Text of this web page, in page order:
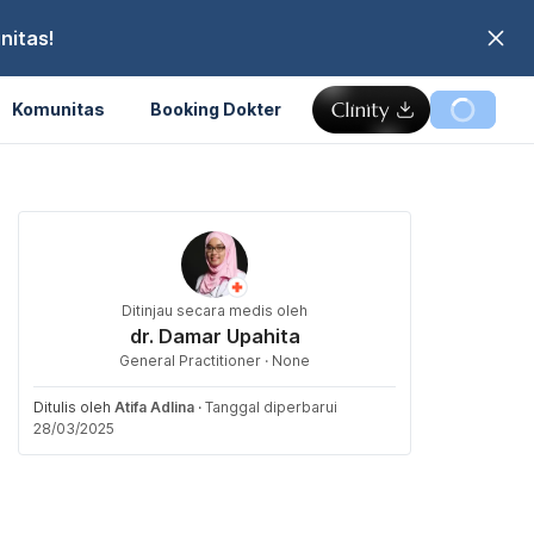
Komunitas Booking Dokter
Ditinjau secara medis oleh
dr. Damar Upahita
General Practitioner · None
Ditulis oleh Atifa Adlina · Tanggal diperbarui
28/03/2025